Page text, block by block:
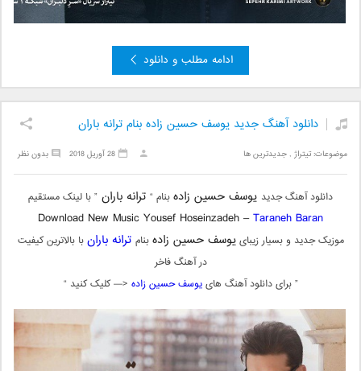
ادامه مطلب و دانلود
دانلود آهنگ جدید یوسف حسین زاده بنام ترانه باران
موضوعات:تیتراژ ,جدیدترین ها بدون نظر 28 آوریل 2018
دانلود آهنگ جدید یوسف حسین زادهبنام “ ترانه باران ” با لینک مستقیم
Download New Music Yousef Hoseinzadeh –Taraneh Baran
موزیک جدید و بسیار زیباییوسف حسین زادهبنام ترانه بارانبا بالاترین کیفیت
در آهنگ فاخر
” برای دانلود آهنگ هاییوسف حسین زاده <— کلیک کنید “